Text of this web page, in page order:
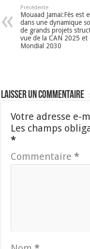
Précédente
Mouaad Jamai:Fès est
dans une dynamique
de grands projets
vue de la CAN 2025 et
Mondial 2030
Laisser un commentaire
Votre adresse e-
Les champs
*
Commentaire*